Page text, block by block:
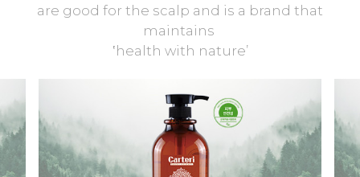
are good for the scalp and is a brand that
maintains
‛health with nature’